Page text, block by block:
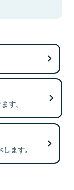
す。
ます。